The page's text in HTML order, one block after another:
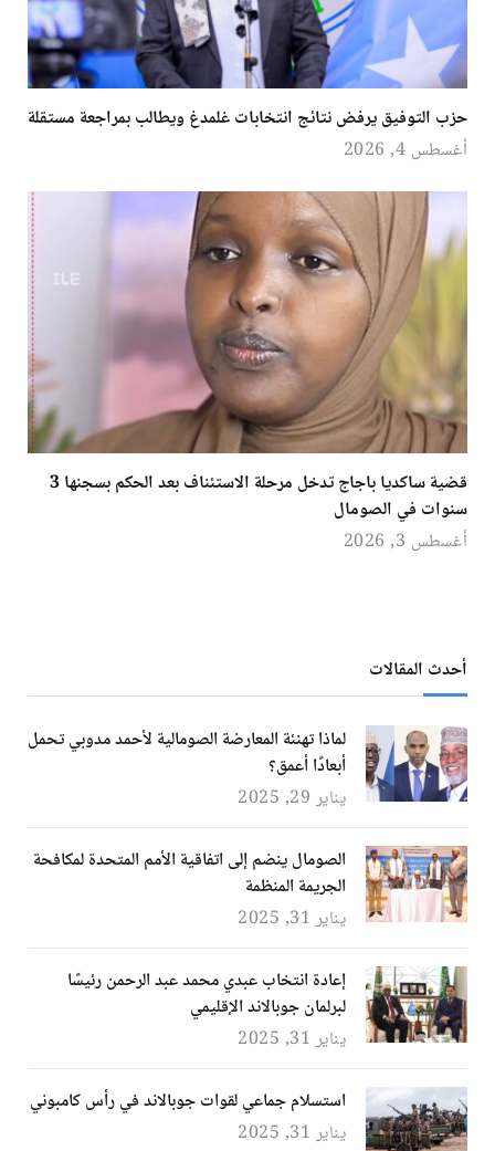
حزب التوفيق يرفض نتائج انتخابات غلمدغ ويطالب بمراجعة مستقلة
أغسطس 4, 2026
قضية ساكديا باجاج تدخل مرحلة الاستئناف بعد الحكم بسجنها 3
سنوات في الصومال
أغسطس 3, 2026
أحدث المقالات
لماذا تهنئة المعارضة الصومالية لأحمد مدوبي تحمل
أبعادًا أعمق؟
يناير 29, 2025
الصومال ينضم إلى اتفاقية الأمم المتحدة لمكافحة
الجريمة المنظمة
يناير 31, 2025
إعادة انتخاب عبدي محمد عبد الرحمن رئيسًا
لبرلمان جوبالاند الإقليمي
يناير 31, 2025
استسلام جماعي لقوات جوبالاند في رأس كامبوني
يناير 31, 2025